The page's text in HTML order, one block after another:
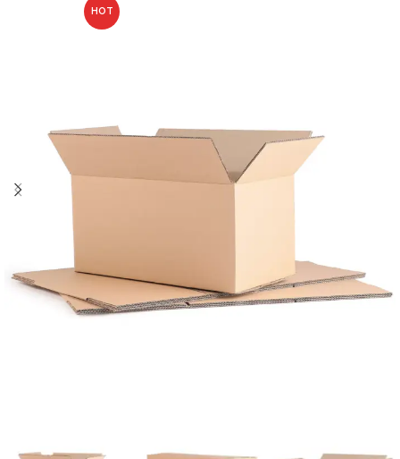
HOT